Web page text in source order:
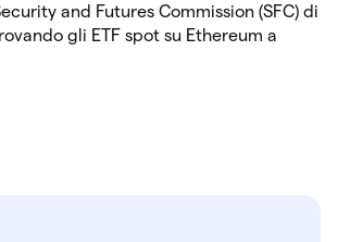
and Futures Commission (SFC) di
gli ETF spot su Ethereum a